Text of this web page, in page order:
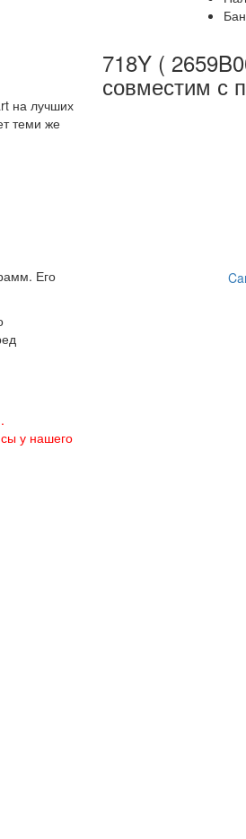
на лучших
теми же
Его
у нашего
718Y (
совместим с